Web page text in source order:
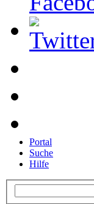
Portal
Suche
Hilfe